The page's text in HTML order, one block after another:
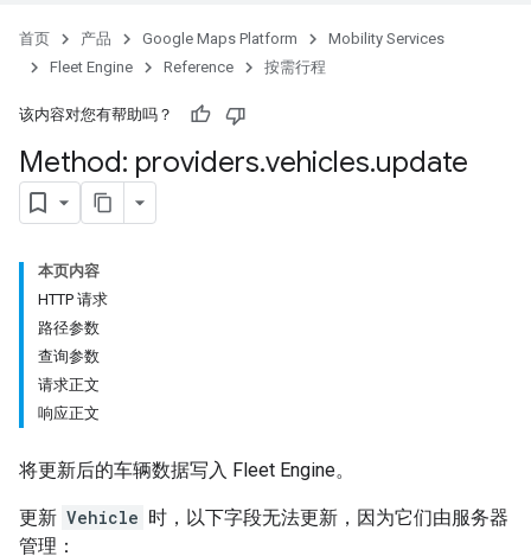
首页 产品 Google Maps Platform
Mobility Services
Fleet Engine
Reference 按需行程
该内容对您有帮助吗？
Method: providers.vehicles.update
本页内容
HTTP 请求
路径参数
查询参数
请求正文
响应正文
将更新后的车辆数据写入 Fleet Engine。
更新 Vehicle 时，以下字段无法更新，因为它们由服务器
管理：